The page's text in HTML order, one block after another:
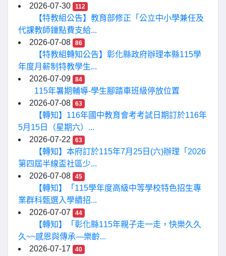
2026-07-30
112
【特教組公告】教育部修正「公立中小學兼任及
代課教師鐘點費支給...
2026-07-08
86
【特教組轉知公告】彰化縣政府辦理本縣115學
年度月薪制特教學生...
2026-07-09
84
115年暑期輔導-學生腳踏車班級停放位置
2026-07-08
63
【轉知】116年國中教育會考考試日期訂於116年
5月15日（星期六）...
2026-07-22
63
【轉知】本府訂於115年7月25日(六)辦理「2026
第四屆半線盃社區少...
2026-07-08
45
【轉知】「115學年度高級中等學校特色招生專
業群科甄選入學續招...
2026-07-07
44
【轉知】「彰化縣115年親子走一走，快樂久久
久~~感恩與傳承—樂齡...
2026-07-17
40